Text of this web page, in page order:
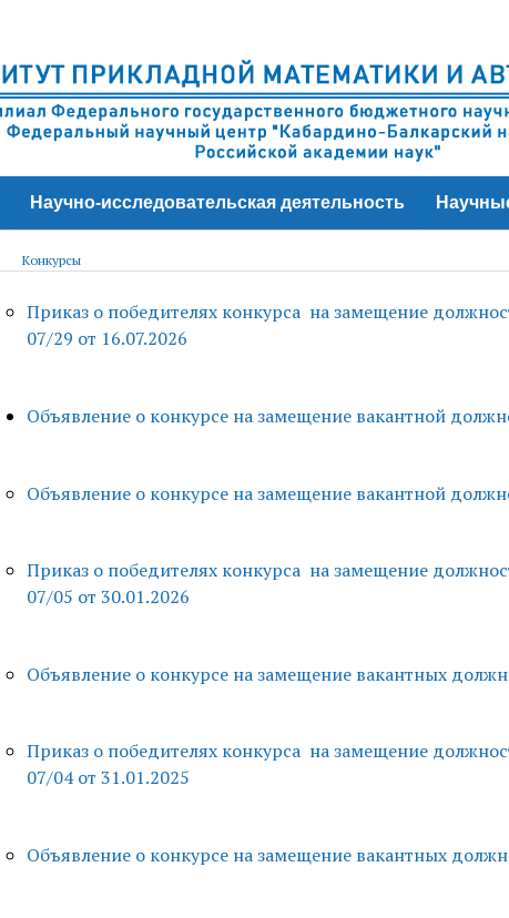
Научно-исследовательская деятельность
Конкурсы
Приказ о победителях конкурса на замещение
07/29 от 16.07.2026
Объявление о конкурсе на замещение вакантной
Объявление о конкурсе на замещение вакантной
Приказ о победителях конкурса на замещение
07/05 от 30.01.2026
Объявление о конкурсе на замещение вакантных
Приказ о победителях конкурса на замещение
07/04 от 31.01.2025
Объявление о конкурсе на замещение вакантных